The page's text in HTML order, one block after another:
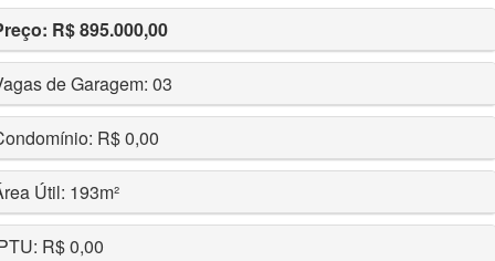
R$ 895.000,00
de Garagem: 03
R$ 0,00
Útil: 193m²
R$ 0,00